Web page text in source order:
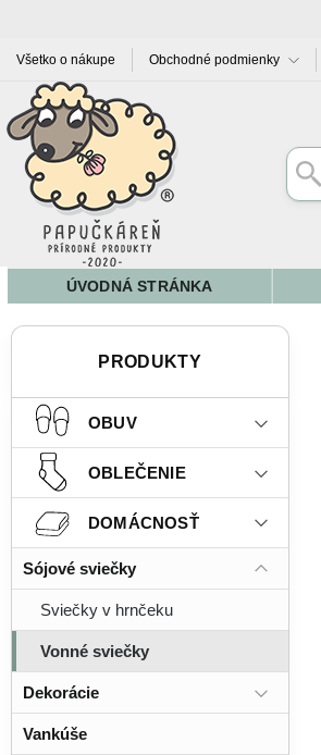
Všetko o nákupe Obchodné podmienky
ÚVODNÁ STRÁNKA
PRODUKTY
OBUV
OBLEČENIE
DOMÁCNOSŤ
Sójové sviečky
Sviečky v hrnčeku
Vonné sviečky
Dekorácie
Vankúše